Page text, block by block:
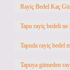
Rayiç Bedel Kaç
Tapu rayiç bedeli ne
Tapuda rayiç bedel
Tapuya gitmeden